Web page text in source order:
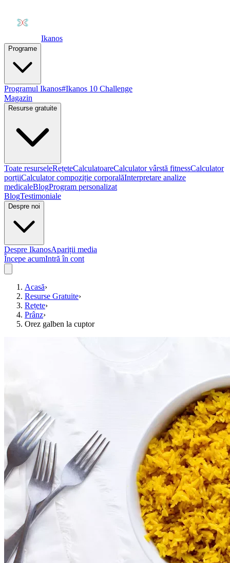
Ikanos
Programe
Programul Ikanos#Ikanos 10 Challenge
Magazin
Resurse gratuite
Toate resurseleRețeteCalculatoareCalculator vârstă fitnessCalculator
porțiiCalculator compoziție corporalăInterpretare analize
medicaleBlogProgram personalizat
BlogTestimoniale
Despre noi
Despre IkanosApariții media
Începe acumIntră în cont
Acasă›
Resurse Gratuite›
Rețete›
Prânz›
Orez galben la cuptor